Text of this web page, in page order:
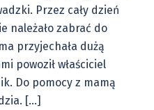
Przez cały dzień
należało zabrać do
przyjechała dużą
powoził właściciel
Do pomocy z mamą
[…]